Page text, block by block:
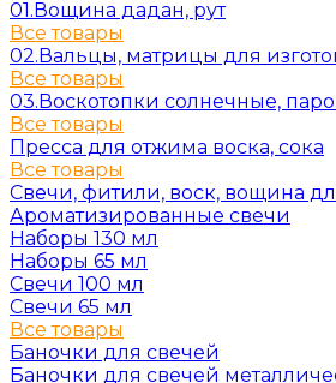
01.Вощина дадан, рут
Все товары
02.Вальцы, матрицы для
Все товары
03.Воскотопки солнечные,
Все товары
Пресса для отжима воска, сока
Все товары
Свечи, фитили, воск, вощина
Ароматизированные свечи
Наборы 130 мл
Наборы 65 мл
Свечи 100 мл
Свечи 65 мл
Все товары
Баночки для свечей
Баночки для свечей